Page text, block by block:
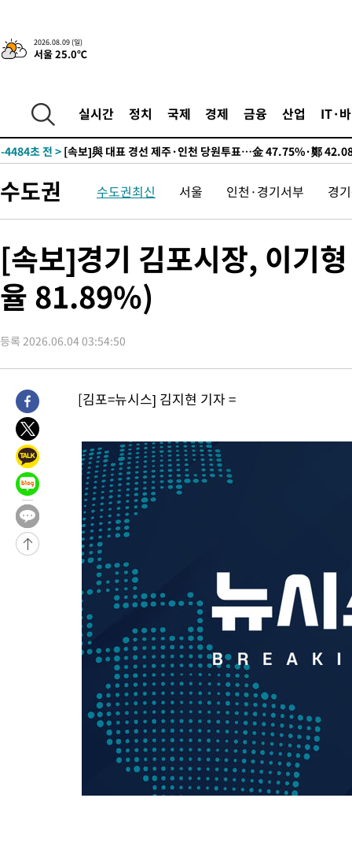
2026.08.09 (일)
서울 25.0℃
실시간 정치 국제 경제 금융 산업 IT·
12시간 전 >[속보]뉴욕증시 상승 마감…S&P 0.6% 나스닥 1.3%↑
민수·김용 순
-5202초 전 >
[속보]김민석, 與 전대 당원투표 누적 득표율 45.42%로 1위…
-4484초 전 >[속보]與 대표 경선 제주·인천 당원투표…金 47.75%·鄭
宋 10.17%
-4018초 전 > 이강인 "아틀레티코 이적 기뻐…등번호 7번 의미보단 팀 위해
-3953초 전 >
37분 전 >낮 최고 35도 '무더위'…동해안 시간당 30㎜ '강한 비'[내일날씨]
50분 전 >[속보]이강인 "감독님이 원하는 마음 느꼈고, 많은 트로피 원해 아
코 이적"
53분 전 >수도권 40도 육박 '펄펄'…동해안 일부 지역엔 호의주의보
1시간 전 >온열질환 사망자 3명 늘어…누적 환자 3000명 돌파
2시간 전 >강릉에 시간당 81.4㎜ 물폭탄…도로 잠기고 담벼락 붕괴
3시간 전 >백운산서 80년근 천종산삼 9뿌리 발견…감정가 1.3억원
4시간 전 > 선재도서 해루질 나섰다 실종 60대, 닷새 만에 숨진 채 발견
6시간 전 >
극한폭염 한풀 꺾이지만…'낮 최고 35도' 무더위, 열대야 계속[다
날씨]
7시간 전 >
7시간 전 >
[속보]'압수수색·성접대 논란' 축구협회 "실망과 걱정 안겨드려
10시간 전 >
'최고 37도' 폭염 지속…강원동해안 최대 150㎜ 비
12시간 전 >
[속보]뉴욕증시 상승 마감…S&P 0.6% 나스닥 1.3%↑
-14202초 전 >
이란 "호르무즈 재개방 합의 근접…美 배상 선행돼야"
-5249초 전 >
[속보]與최고위원 제주·인천 순회경선…박선원·최민희·서미
민수·김용 순
-5202초 전 >
[속보]김민석, 與 전대 당원투표 누적 득표율 45.42%로 1위…
[속보]與 대표 경선 제주·인천 당원투표…金 47.75%·鄭
이강인 "아틀레티코 이적 기뻐…등번호 7번 의미보단 팀 위해
[속보]與 당대표 경선, 제주·인천 권리당원 투표 김민석 승리
낮 최고 35도 '무더위'…동해안 시간당 30㎜ '강한 비'[내일날씨]
[속보]이강인 "감독님이 원하는 마음 느꼈고, 많은 트로피 원해 아
수도권 40도 육박 '펄펄'…동해안 일부 지역엔 호의주의보
온열질환 사망자 3명 늘어…누적 환자 3000명 돌파
강릉에 시간당 81.4㎜ 물폭탄…도로 잠기고 담벼락 붕괴
백운산서 80년근 천종산삼 9뿌리 발견…감정가 1.3억원
선재도서 해루질 나섰다 실종 60대, 닷새 만에 숨진 채 발견
남자 농구, 나고야 아시안게임서 '홈팀' 일본과 한일전
수도권 수도권최신 서울 인천·경기서부 경
[속보]경기 김포시장, 이기
율 81.89%)
등록 2026.06.04 03:54:50
[김포=뉴시스] 김지현 기자 =